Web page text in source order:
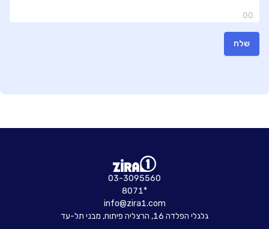
00
שלח
03-3095560
8071*
info@zira1.com
גלגלי הפלדה 16, הרצליה פיתוח, מבני תל-עד